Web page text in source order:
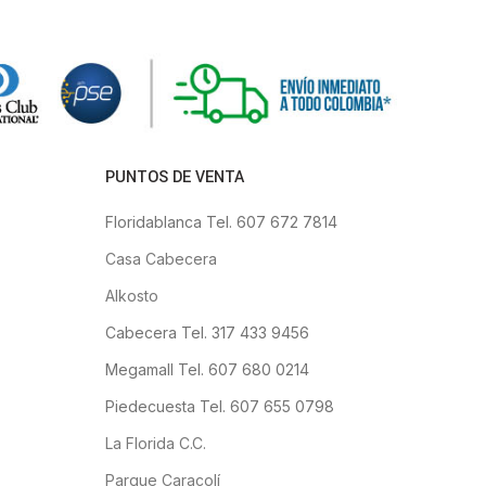
PUNTOS DE VENTA
Floridablanca Tel. 607 672 7814
Casa Cabecera
Alkosto
Cabecera Tel. 317 433 9456
Megamall Tel. 607 680 0214
Piedecuesta Tel. 607 655 0798
La Florida C.C.
Parque Caracolí